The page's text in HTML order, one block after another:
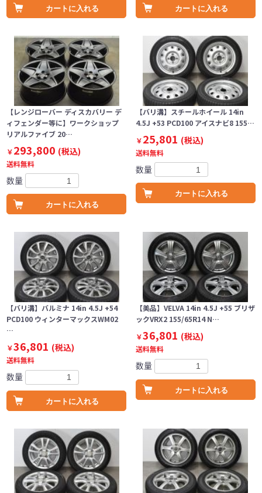
カートに入れる カートに入れる
【レンジローバー ディスカバリー デ
ィフェンダー等に】ワークショップ
リアルファイブ 20…
￥293,800 (税込)
送料無料
数量
カートに入れる
【バリ溝】スチールホイール 14in
4.5J +53 PCD100 アイスナビ8 155…
￥25,801 (税込)
送料無料
数量
カートに入れる
【バリ溝】バルミナ 14in 4.5J +54
PCD100 ウィンターマックスWM02
…
￥36,801 (税込)
送料無料
数量
カートに入れる
【美品】VELVA 14in 4.5J +55 ブリザ
ックVRX2 155/65R14 N…
￥36,801 (税込)
送料無料
数量
カートに入れる